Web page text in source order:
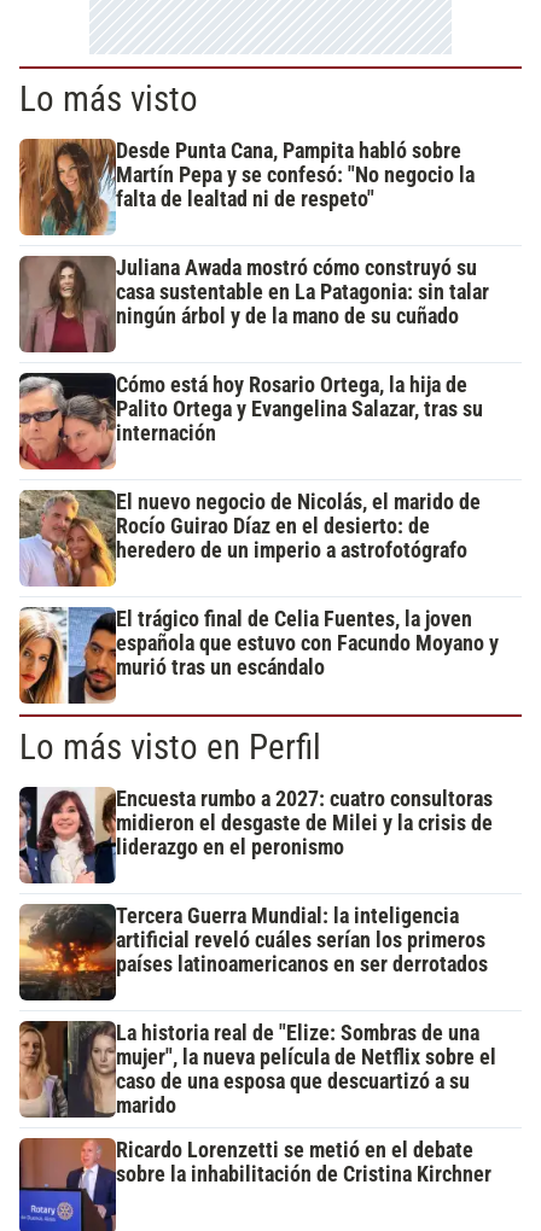
Lo más visto
Desde Punta Cana, Pampita habló sobre
Martín Pepa y se confesó: "No negocio la
falta de lealtad ni de respeto"
Juliana Awada mostró cómo construyó su
casa sustentable en La Patagonia: sin talar
ningún árbol y de la mano de su cuñado
Cómo está hoy Rosario Ortega, la hija de
Palito Ortega y Evangelina Salazar, tras su
internación
El nuevo negocio de Nicolás, el marido de
Rocío Guirao Díaz en el desierto: de
heredero de un imperio a astrofotógrafo
El trágico final de Celia Fuentes, la joven
española que estuvo con Facundo Moyano y
murió tras un escándalo
Lo más visto en Perfil
Encuesta rumbo a 2027: cuatro consultoras
midieron el desgaste de Milei y la crisis de
liderazgo en el peronismo
Tercera Guerra Mundial: la inteligencia
artificial reveló cuáles serían los primeros
países latinoamericanos en ser derrotados
La historia real de "Elize: Sombras de una
mujer", la nueva película de Netflix sobre el
caso de una esposa que descuartizó a su
marido
Ricardo Lorenzetti se metió en el debate
sobre la inhabilitación de Cristina Kirchner